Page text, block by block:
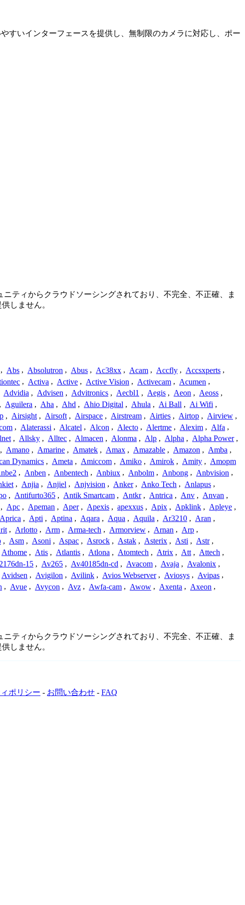
すいインターフェースを提供し、無制限のカメラに対応し、ポー
ティからクラウドソーシングされており、不完全、不正確、ま
しません。
, Abs , Absolutron , Abus , Ac38xx , Acam , Accfly , Accsxperts ,
, Activa , Active , Active Vision , Activecam , Acumen ,
Advidia , Advisen , Advitronics , Aecbl1 , Aegis , Aeon , Aeoss ,
, Aguilera , Aha , Ahd , Ahio Digital , Ahula , Ai Ball , Ai Wifi ,
, Airsight , Airsoft , Airspace , Airstream , Airties , Airtop , Airview ,
, Alaterassi , Alcatel , Alcon , Alecto , Alertme , Alexim , Alfa ,
, Allsky , Alltec , Almacen , Alonma , Alp , Alpha , Alpha Power ,
, Amano , Amarine , Amatek , Amax , Amazable , Amazon , Amba ,
Dynamics , Ameta , Amiccom , Amiko , Amirok , Amity , Amopm
, Anben , Anbentech , Anbiux , Anbolm , Anbong , Anbvision ,
, Anjia , Anjiel , Anjvision , Anker , Anko Tech , Anlapus ,
, Antifurto365 , Antik Smartcam , Antkr , Antrica , Anv , Anvan ,
, Apc , Apeman , Aper , Apexis , apexxus , Apix , Apklink , Apleye ,
Aprica , Apti , Aptina , Aqara , Aqua , Aquila , Ar3210 , Aran ,
, Arlotto , Arm , Arma-tech , Armorview , Arnan , Arp ,
, Asm , Asoni , Aspac , Asrock , Astak , Asterix , Asti , Astr ,
Athome , Atis , Atlantis , Atlona , Atomtech , Atrix , Att , Attech ,
15 , Av265 , Av40185dn-cd , Avacom , Avaja , Avalonix ,
Avidsen , Avigilon , Avilink , Avios Webserver , Aviosys , Avipas ,
, Avue , Avycon , Avz , Awfa-cam , Awow , Axenta , Axeon ,
ティからクラウドソーシングされており、不完全、不正確、ま
しません。
ポリシー - お問い合わせ - FAQ